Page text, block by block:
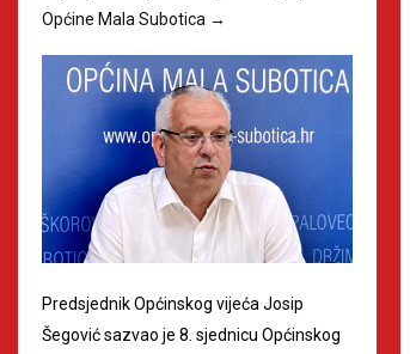
Općine Mala Subotica →
Predsjednik Općinskog vijeća Josip
Šegović sazvao je 8. sjednicu Općinskog